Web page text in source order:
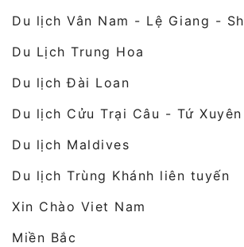
Du lịch Vân Nam - Lệ Giang -
Du Lịch Trung Hoa
Du lịch Đài Loan
Du lịch Cửu Trại Câu - Tứ Xuyên
Du lịch Maldives
Du lịch Trùng Khánh liên tuyến
Xin Chào Viet Nam
Miền Bắc